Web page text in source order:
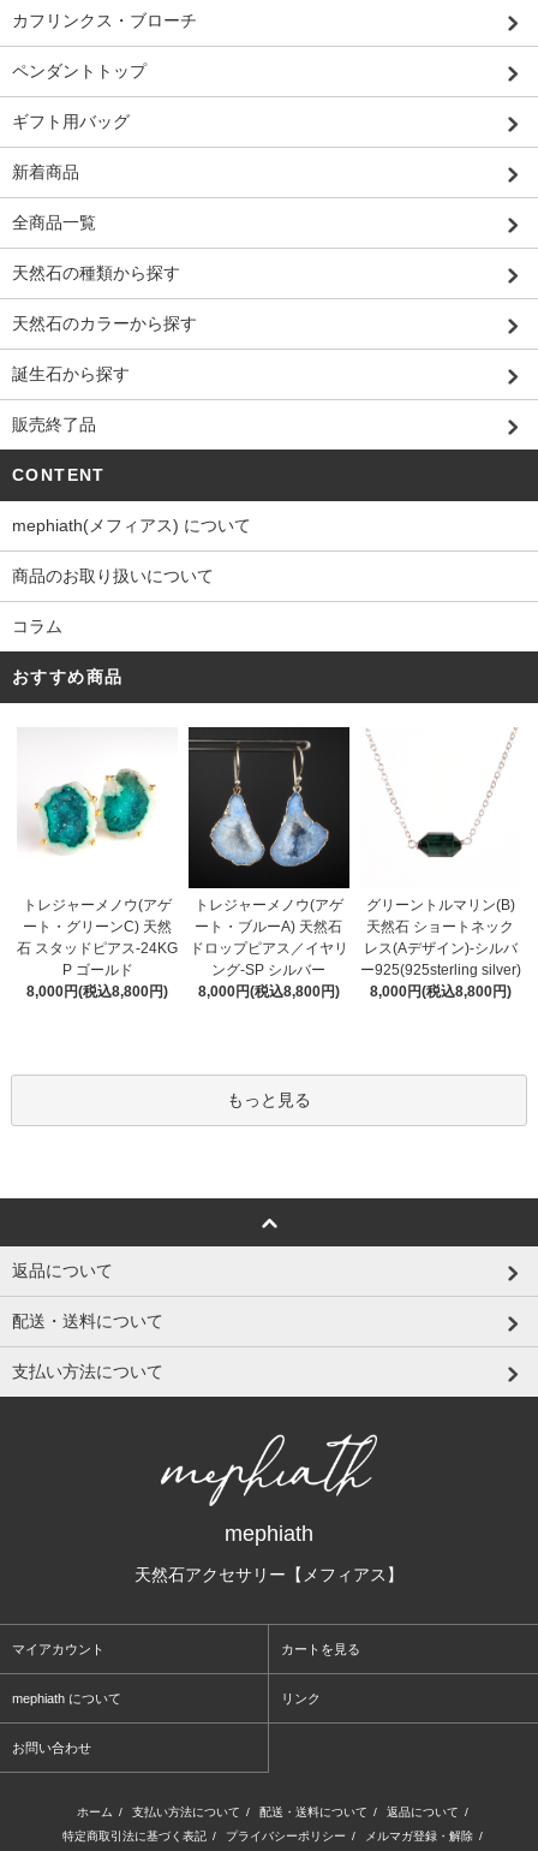
カフリンクス・ブローチ
ペンダントトップ
ギフト用バッグ
新着商品
全商品一覧
天然石の種類から探す
天然石のカラーから探す
誕生石から探す
販売終了品
CONTENT
mephiath(メフィアス) について
商品のお取り扱いについて
コラム
おすすめ商品
トレジャーメノウ(アゲ
ート・グリーンC) 天然
石 スタッドピアス-24KG
P ゴールド
8,000円(税込8,800円)
トレジャーメノウ(アゲ
ート・ブルーA) 天然石
ドロップピアス／イヤリ
ング-SP シルバー
8,000円(税込8,800円)
グリーントルマリン(B)
天然石 ショートネック
レス(Aデザイン)-シルバ
ー925(925sterling silver)
8,000円(税込8,800円)
もっと見る
返品について
配送・送料について
支払い方法について
mephiath
天然石アクセサリー【メフィアス】
マイアカウント カートを見る
mephiath について リンク
お問い合わせ
ホーム / 支払い方法について / 配送・送料について / 返品について /
特定商取引法に基づく表記 / プライバシーポリシー / メルマガ登録・解除 /